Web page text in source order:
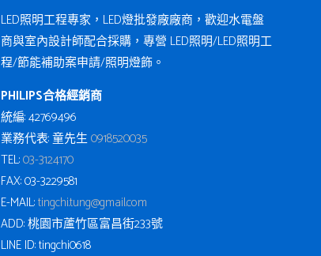
LED照明工程專家，LED燈批發廠廠商，歡迎水電盤
商與室內設計師配合採購，專營 LED照明/LED照明工
程/節能補助案申請/照明燈飾。
PHILIPS合格經銷商
統編: 42769496
業務代表: 童先生0918520035
TEL:03-3124170
FAX: 03-3229581
E-MAIL:tingchi.tung@gmail.com
ADD: 桃園市蘆竹區富昌街233號
LINE ID: tingchi0618